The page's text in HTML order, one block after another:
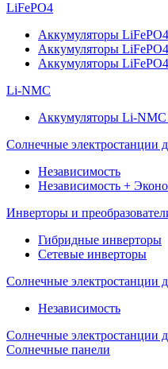
LiFePO4
Аккумуляторы
Аккумуляторы
Аккумуляторы
Li-NMC
Аккумуляторы Li-NMC
Солнечные электростанции
Независимость
Независимость +
Инверторы и
Гибридные инверторы
Сетевые инверторы
Солнечные электростанции
Независимость
Солнечные электростанции
Солнечные панели